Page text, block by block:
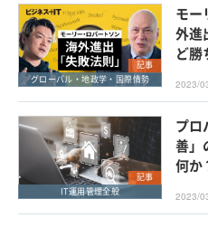
記事
グローバル・地政学・国際情勢
モー
外進
ど勝
2023/
記事
IT運用管理全般
プロ
善」
何か
2023/